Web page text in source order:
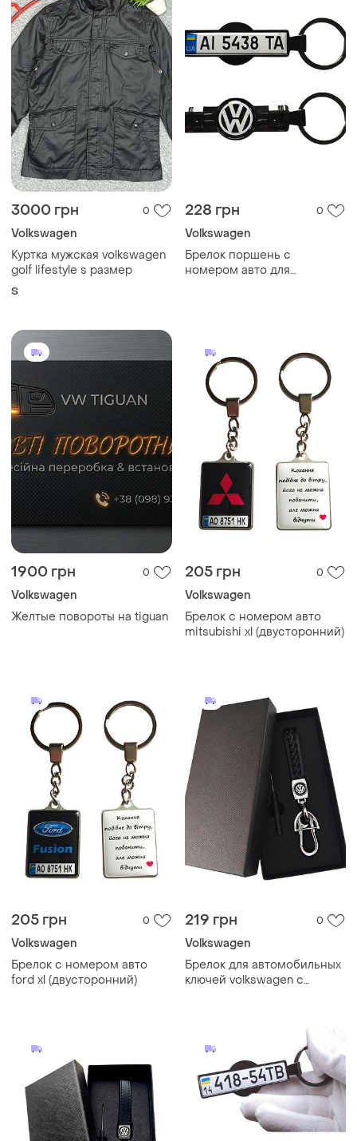
3000 грн 0
Volkswagen
Куртка мужская volkswagen
golf lifestyle s размер
S
228 грн 0
Volkswagen
Брелок поршень с
номером авто для
1900 грн 0
Volkswagen
Желтые повороты на tiguan
205 грн 0
Volkswagen
Брелок с номером авто
mitsubishi xl (двусторонний)
205 грн 0
Volkswagen
Брелок с номером авто
ford xl (двусторонний)
219 грн 0
Volkswagen
Брелок для автомобильных
ключей volkswagen с